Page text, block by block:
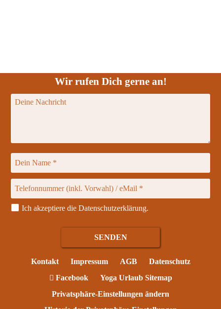
Wir rufen Dich gerne an!
Ich akzeptiere dieDatenschutzerklärung.
Kontakt Impressum AGB
Datenschutz
Facebook
Yoga Urlaub Sitemap
Privatsphäre-Einstellungen ändern